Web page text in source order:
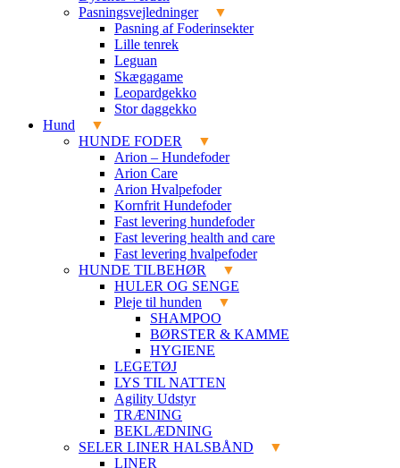
Pasningsvejledninger
Pasning af Foderinsekter
Lille tenrek
Leguan
Skægagame
Leopardgekko
Stor daggekko
Hund
HUNDE FODER
Arion – Hundefoder
Arion Care
Arion Hvalpefoder
Kornfrit Hundefoder
Fast levering hundefoder
Fast levering health and care
Fast levering hvalpefoder
HUNDE TILBEHØR
HULER OG SENGE
Pleje til hunden
SHAMPOO
BØRSTER & KAMME
HYGIENE
LEGETØJ
LYS TIL NATTEN
Agility Udstyr
TRÆNING
BEKLÆDNING
SELER LINER HALSBÅND
LINER